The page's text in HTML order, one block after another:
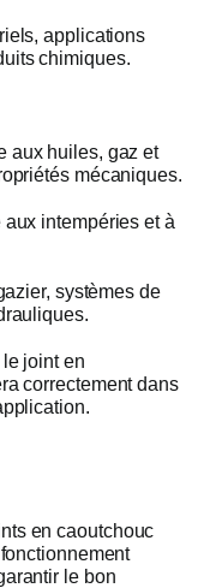
applications
chimiques.
aux huiles, gaz et
mécaniques.
intempéries et à
systèmes de
joint en
correctement dans
en caoutchouc
le bon